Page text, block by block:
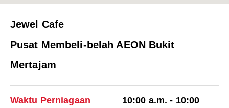
Jewel Cafe
Pusat Membeli-belah AEON Bukit
Mertajam
Waktu Perniagaan
10:00 a.m. - 10:00